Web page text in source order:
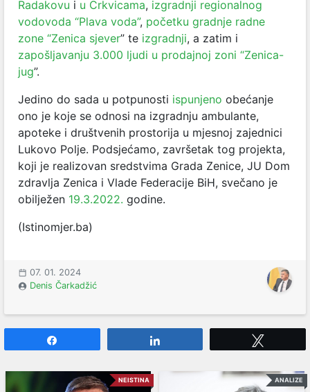
Radakovu i u Crkvicama, izgradnji regionalnog
vodovoda “Plava voda”, početku gradnje radne
zone “Zenica sjever” te izgradnji, a zatim i
zapošljavanju 3.000 ljudi u prodajnoj zoni “Zenica-
jug”.
Jedino do sada u potpunosti ispunjeno obećanje
ono je koje se odnosi na izgradnju ambulante,
apoteke i društvenih prostorija u mjesnoj zajednici
Lukovo Polje. Podsjećamo, završetak tog projekta,
koji je realizovan sredstvima Grada Zenice, JU Dom
zdravlja Zenica i Vlade Federacije BiH, svečano je
obilježen 19.3.2022. godine.
(Istinomjer.ba)
07. 01. 2024
Denis Čarkadžić
NEISTINA ANALIZE